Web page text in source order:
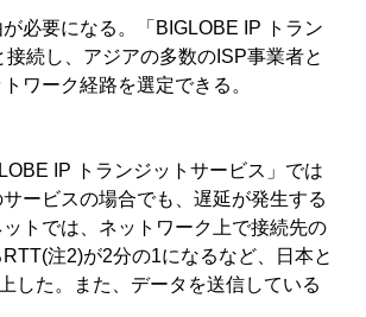
必要になる。「BIGLOBE IP トラン
続し、アジアの多数のISP事業者と
ワーク経路を選定できる。
IP トランジットサービス」では
ービスの場合でも、遅延が発生する
トでは、ネットワーク上で接続先の
注2)が2分の1になるなど、日本と
した。また、データを送信している